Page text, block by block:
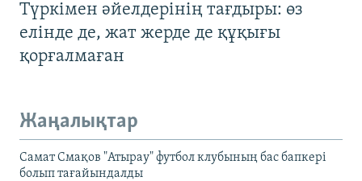
Түркімен әйелдерінің тағдыры: өз
елінде де, жат жерде де құқығы
қорғалмаған
Жаңалықтар
Самат Смақов "Атырау" футбол клубының бас бапкері
болып тағайындалды